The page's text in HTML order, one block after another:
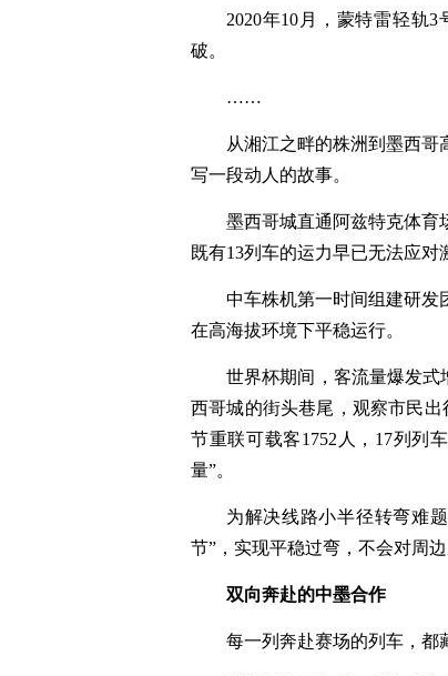
2020年10月，蒙特雷轻轨
破。
……
从湘江之畔的株洲到墨西
写一段动人的故事。
墨西哥城直通阿兹特克体育
既有13列车的运力早已无法应对
中车株机第一时间组建研发
在高海拔环境下平稳运行。
世界杯期间，客流量爆发式
西哥城的街头巷尾，观察市民
节重联可载客1752人，17列列
量”。
为解决线路小半径转弯难
节”，实现平稳过弯，不会对周
双向奔赴的中墨合作
每一列奔赴赛场的列车，都